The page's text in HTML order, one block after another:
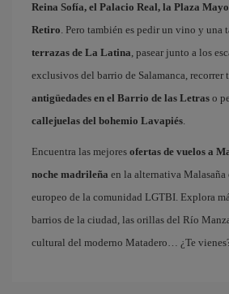
Reina Sofía, el Palacio Real, la Plaza
Retiro. Pero también es pedir un vino y una
terrazas de La Latina, pasear junto a los
exclusivos del barrio de Salamanca, recorrer
antigüedades en el Barrio de las Letras o
callejuelas del bohemio Lavapiés.
Encuentra las mejores ofertas de vuelos a
noche madrileña en la alternativa Malasaña
europeo de la comunidad LGTBI. Explora
barrios de la ciudad, las orillas del Río
cultural del moderno Matadero… ¿Te